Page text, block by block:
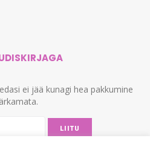
ei jää kunagi hea pakkumine
LIITU